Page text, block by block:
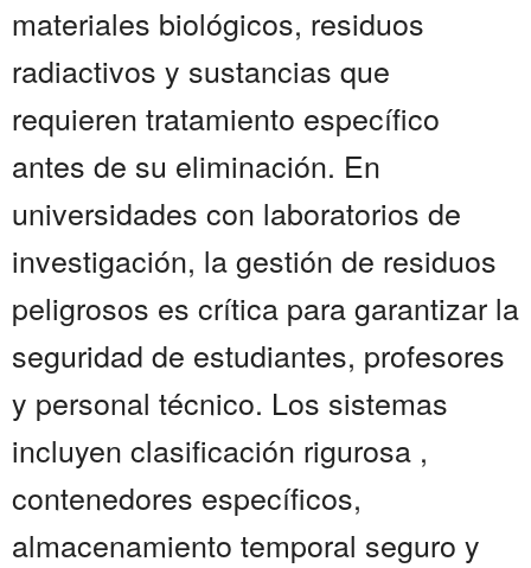
materiales biológicos, residuos
radiactivos y sustancias que
requieren tratamiento específico
antes de su eliminación. En
universidades con laboratorios de
investigación, la gestión de residuos
peligrosos es crítica para garantizar la
seguridad de estudiantes, profesores
y personal técnico. Los sistemas
incluyen clasificación rigurosa ,
contenedores específicos,
almacenamiento temporal seguro y